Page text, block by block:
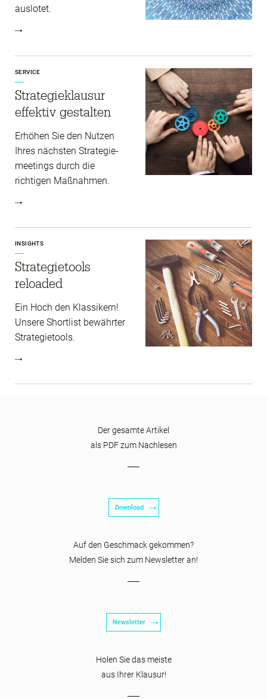
auslotet.
SERVICE
Strategie­klausur
effektiv gestalten
Erhöhen Sie den Nutzen
Ihres nächsten Strategie­
meetings durch die
richtigen Maßnahmen.
INSIGHTS
Strategie­tools
reloaded
Ein Hoch den Klassikern!
Unsere Shortlist bewährter
Strategietools.
Der gesamte Artikel
als PDF zum Nachlesen
Download
Auf den Geschmack gekommen?
Melden Sie sich zum Newsletter an!
Newsletter
Holen Sie das meiste
aus Ihrer Klausur!